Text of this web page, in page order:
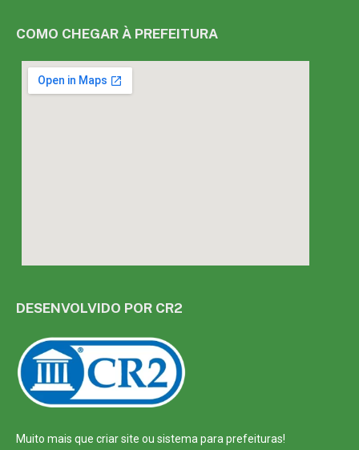
COMO CHEGAR À PREFEITURA
DESENVOLVIDO POR CR2
Muito mais que criar site ou sistema para prefeituras!